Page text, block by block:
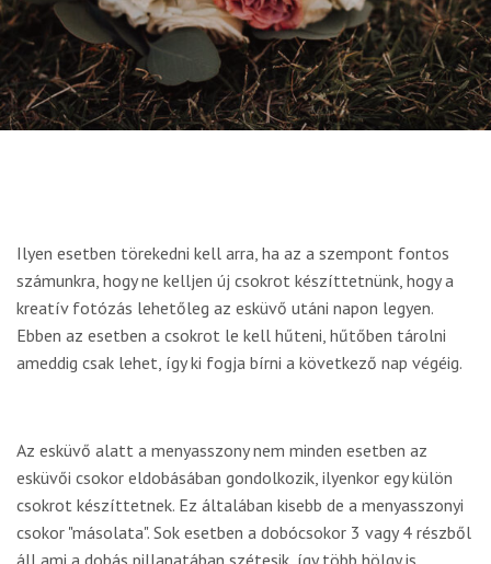
Ilyen esetben törekedni kell arra, ha az a szempont fontos
számunkra, hogy ne kelljen új csokrot készíttetnünk, hogy a
kreatív fotózás lehetőleg az esküvő utáni napon legyen.
Ebben az esetben a csokrot le kell hűteni, hűtőben tárolni
ameddig csak lehet, így ki fogja bírni a következő nap végéig.
Az esküvő alatt a menyasszony nem minden esetben az
esküvői csokor eldobásában gondolkozik, ilyenkor egy külön
csokrot készíttetnek. Ez általában kisebb de a menyasszonyi
csokor "másolata". Sok esetben a dobócsokor 3 vagy 4 részből
áll ami a dobás pillanatában szétesik, így több hölgy is